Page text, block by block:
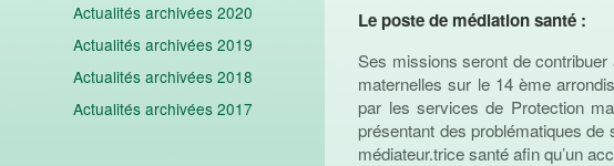
Actualités archivées 2020
Actualités archivées 2019
Actualités archivées 2018
Actualités archivées 2017
Le poste de médiation santé :
Ses missions seront de contribuer
maternelles sur le 14 ème
par les services de Protection
présentant des problématiques de
médiateur.trice santé afin qu’un